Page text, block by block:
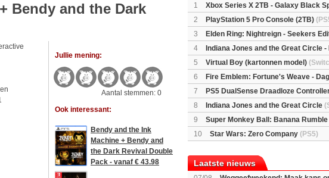
Bendy and the Dark
Jullie mening:
Aantal stemmen: 0
Ook interessant:
Bendy and the Ink
Machine + Bendy and
the Dark Revival Double
Pack - vanaf € 43.98
1
Xbox Series X 2TB - Galaxy Black
(XboxSeriesX)
2 PlayStation 5 Pro Console (2TB)
3
Elden Ring: Nightreign - Seekers
4
Indiana Jones and the Great Circle -
Edition(PS5)
5 Virtual Boy (kartonnen model)
6
Fire Emblem: Fortune's Weave -
(Switch2)
7
PS5 DualSense Draadloze
Light Limited Edition)(PS5)
8 Indiana Jones and the Great Circle
9
Super Monkey Ball: Banana Rumble
10
Star Wars: Zero Company (PS5)
Laatste nieuws